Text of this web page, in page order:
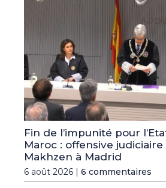
Fin de l’impunité pour
Maroc : offensive
Makhzen à Madrid
6 août 2026 | 6 commentaires